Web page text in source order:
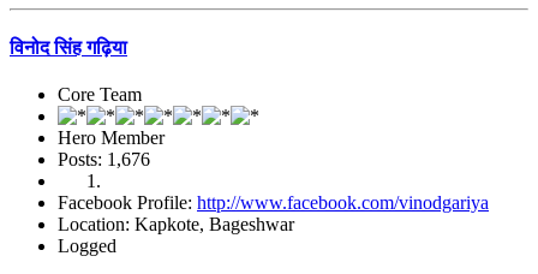
विनोद सिंह गढ़िया
Core Team
Hero Member
Posts: 1,676
Facebook Profile: http://www.facebook.com/vinodgariya
Location: Kapkote, Bageshwar
Logged